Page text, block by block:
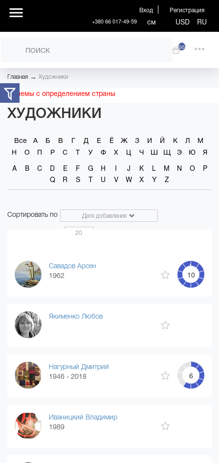
Вход Регистрация
+380 66 017-49-59 см USD RU
00
Главная → Художники
Проблемы с определением страны
ХУДОЖНИКИ
Все А Б В Г Д Е Ё Ж З И Й К Л
М
Н
О П Р С Т У Ф Х Ц Ч Ш Щ Э Ю
Я
A
B C D E F G H I J K L M N O
P
Q
R S T U V W X Y Z
Сортировать по Дате добавления
20
Савадов Арсен
1962
10
Якименко Любов
Нагурный Дмитрий
1946 - 2018
6
Иваницкий Владимир
1989